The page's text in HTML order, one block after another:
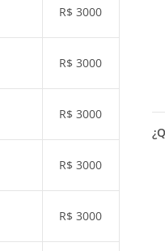
R$ 3000
R$ 3000
R$ 3000
R$ 3000
R$ 3000